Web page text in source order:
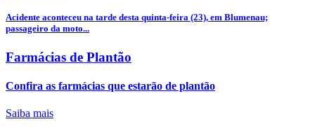
Acidente aconteceu na tarde desta quinta-feira (23), em Blumenau;
passageiro da moto...
Farmácias de Plantão
Confira as farmácias que estarão de plantão
Saiba mais